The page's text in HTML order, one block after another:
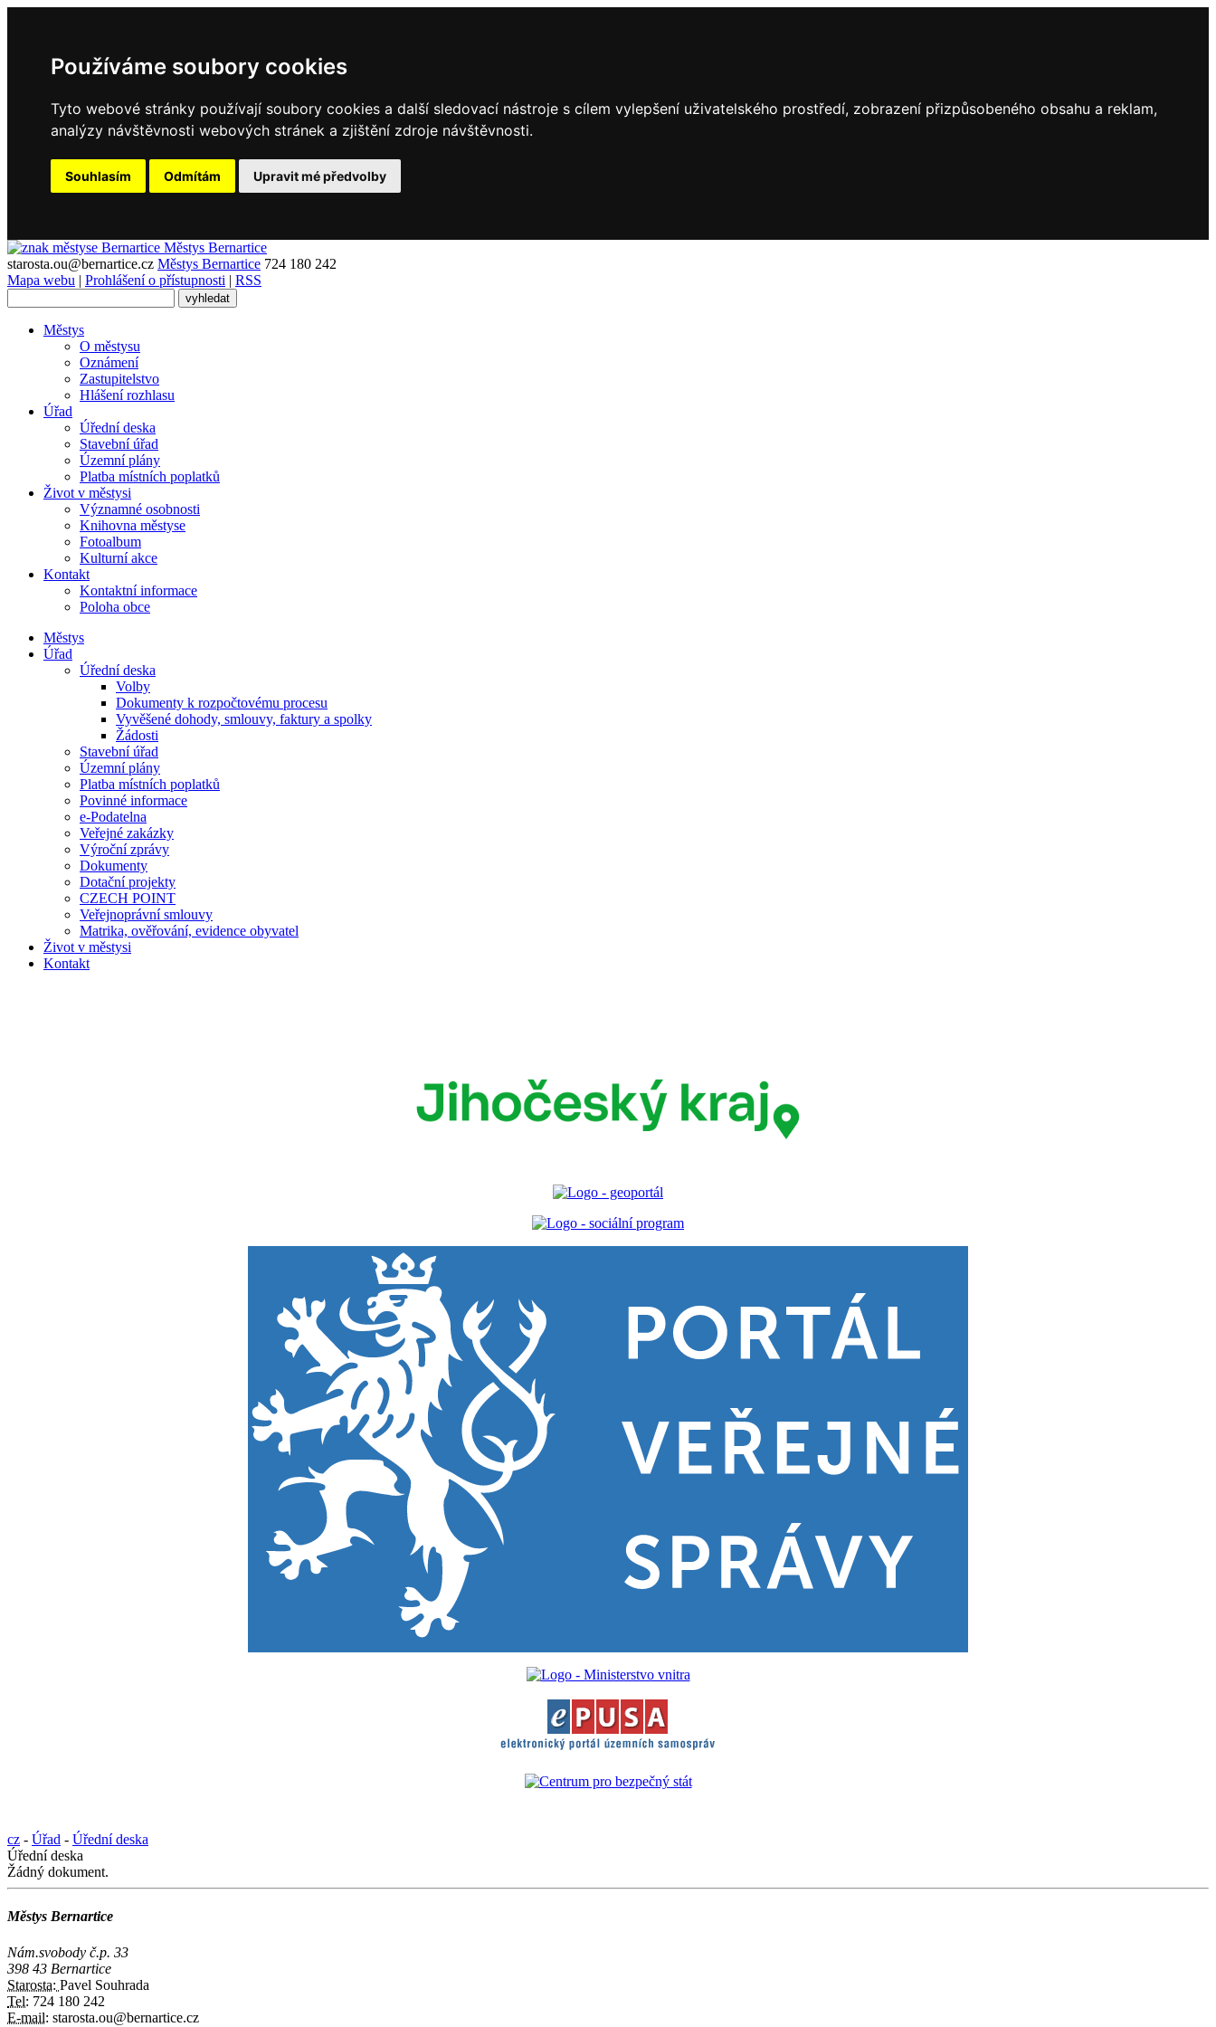
Používáme soubory cookies
Tyto webové stránky používají soubory cookies a další sledovací nástroje s cílem vylepšení uživatelského prostředí, zobrazení přizpůsobeného obsahu a reklam,
analýzy návštěvnosti webových stránek a zjištění zdroje návštěvnosti.
Souhlasím Odmítám Upravit mé předvolby
Městys Bernartice
starosta.ou@bernartice.cz Městys Bernartice 724 180 242
Mapa webu | Prohlášení o přístupnosti | RSS
Městys
O městysu
Oznámení
Zastupitelstvo
Hlášení rozhlasu
Úřad
Úřední deska
Stavební úřad
Územní plány
Platba místních poplatků
Život v městysi
Významné osobnosti
Knihovna městyse
Fotoalbum
Kulturní akce
Kontakt
Kontaktní informace
Poloha obce
Městys
Úřad
Úřední deska
Volby
Dokumenty k rozpočtovému procesu
Vyvěšené dohody, smlouvy, faktury a spolky
Žádosti
Stavební úřad
Územní plány
Platba místních poplatků
Povinné informace
e-Podatelna
Veřejné zakázky
Výroční zprávy
Dokumenty
Dotační projekty
CZECH POINT
Veřejnoprávní smlouvy
Matrika, ověřování, evidence obyvatel
Život v městysi
Kontakt
cz - Úřad - Úřední deska
Úřední deska
Žádný dokument.
Městys Bernartice
Nám.svobody č.p. 33
398 43 Bernartice
Starosta: Pavel Souhrada
Tel: 724 180 242
E-mail: starosta.ou@bernartice.cz